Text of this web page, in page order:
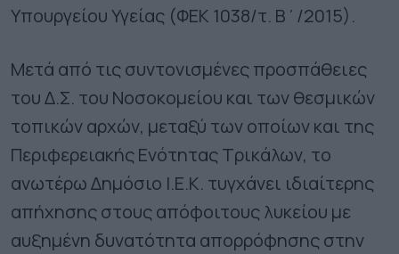
Υπουργείου Υγείας (ΦΕΚ 1038/τ. Β΄/2015).
Μετά από τις συντονισμένες προσπάθειες
του Δ.Σ. του Νοσοκομείου και των θεσμικών
τοπικών αρχών, μεταξύ των οποίων και της
Περιφερειακής Ενότητας Τρικάλων, το
ανωτέρω Δημόσιο Ι.Ε.Κ. τυγχάνει ιδιαίτερης
απήχησης στους απόφοιτους λυκείου με
αυξημένη δυνατότητα απορρόφησης στην